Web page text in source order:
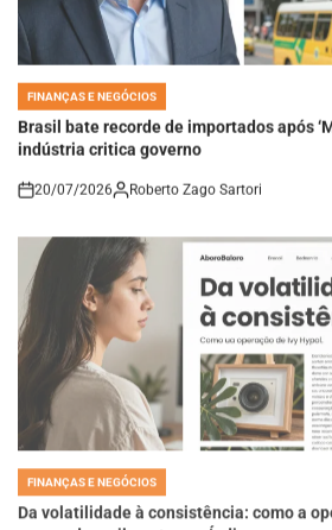
POSTED
IN
Brasil bate recorde de importados após
indústria critica governo
on
FINANÇAS E NEGÓCIOS
Da volatilidade à consistência: como a
somou dez mil pontos no Índice